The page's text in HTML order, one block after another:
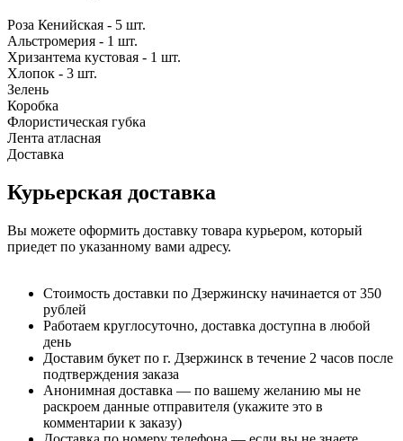
Роза Кенийская - 5 шт.
Альстромерия - 1 шт.
Хризантема кустовая - 1 шт.
Хлопок - 3 шт.
Зелень
Коробка
Флористическая губка
Лента атласная
Доставка
Курьерская доставка
Вы можете оформить доставку товара курьером, который
приедет по указанному вами адресу.
Стоимость доставки по Дзержинску начинается от 350
рублей
Работаем круглосуточно, доставка доступна в любой
день
Доставим букет по г. Дзержинск в течение 2 часов после
подтверждения заказа
Анонимная доставка — по вашему желанию мы не
раскроем данные отправителя (укажите это в
комментарии к заказу)